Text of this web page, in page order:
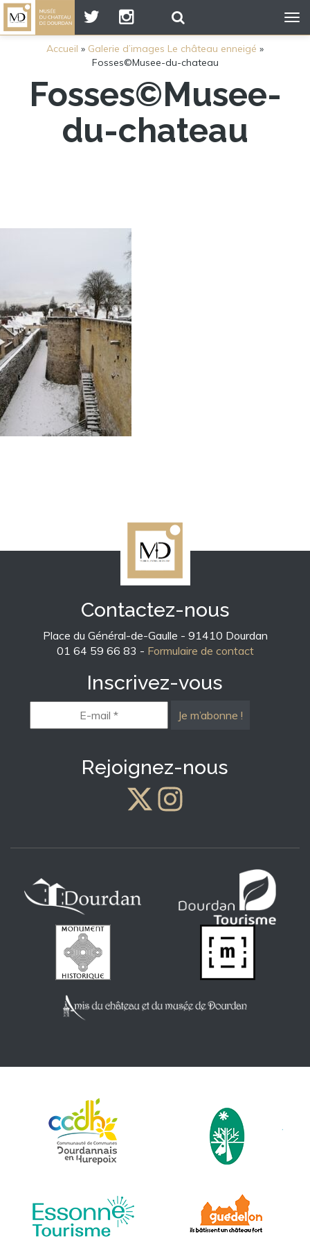
Accueil » Galerie d’images Le château enneigé »
Fosses©Musee-du-chateau
Fosses©Musee-
du-chateau
Contactez-nous
Place du Général-de-Gaulle - 91410 Dourdan
01 64 59 66 83 - Formulaire de contact
Inscrivez-vous
mail
*
Rejoignez-nous